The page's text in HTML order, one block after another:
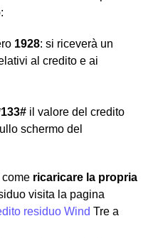
1928: si riceverà un
al credito e ai
il valore del credito
schermo del
ricaricare la propria
visita la pagina
residuo Wind Tre a